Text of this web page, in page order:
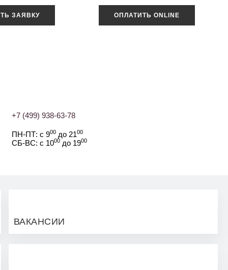
ЗАЯВКУ ОПЛАТИТЬ ONLINE
+7 (499) 938-63-78
ПН-ПТ: с 900 до 2100
СБ-ВС: с 1000 до 1900
ВАКАНСИИ